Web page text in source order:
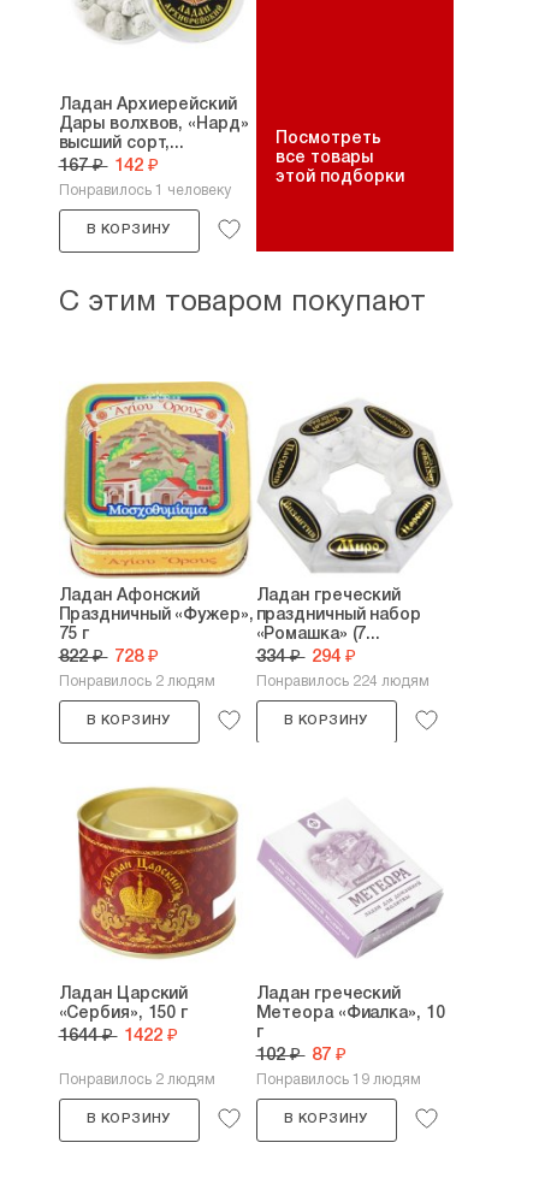
Ладан Архиерейский
Дары волхвов, «Нард»
высший сорт,...
167 ₽ 142 ₽
Понравилось 1 человеку
В КОРЗИНУ
Посмотреть
все товары
этой подборки
С этим товаром покупают
Ладан Афонский
Праздничный «Фужер»,
75 г
822 ₽ 728 ₽
Понравилось 2 людям
В КОРЗИНУ
Ладан греческий
праздничный набор
«Ромашка» (7...
334 ₽ 294 ₽
Понравилось 224 людям
В КОРЗИНУ
Ладан Царский
«Сербия», 150 г
1644 ₽ 1422 ₽
Понравилось 2 людям
В КОРЗИНУ
Ладан греческий
Метеора «Фиалка», 10
г
102 ₽ 87 ₽
Понравилось 19 людям
В КОРЗИНУ